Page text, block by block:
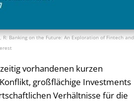
R: Banking on the Future: An Exploration of Fintech and
vorhandenen kurzen
großflächige Investments
Verhältnisse für die